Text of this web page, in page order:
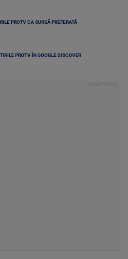
PROTV CA SURSĂ PREFERATĂ
PROTV ÎN GOOGLE DISCOVER